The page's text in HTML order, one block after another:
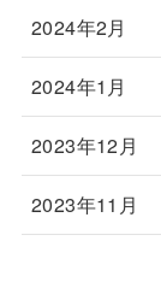
2024年2月
2024年1月
2023年12月
2023年11月